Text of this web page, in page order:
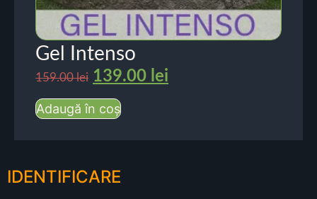
Gel Intenso
159.00lei 139.00 lei
Adaugă în coș
IDENTIFICARE